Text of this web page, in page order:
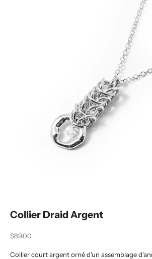
Collier Draid Argent
Prix de vente
$89.00
Collier court argent orné d'un assemblage